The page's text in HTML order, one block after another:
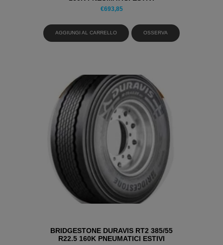
€693,85
AGGIUNGI AL CARRELLO OSSERVA
BRIDGESTONE DURAVIS RT2 385/55
R22.5 160K PNEUMATICI ESTIVI